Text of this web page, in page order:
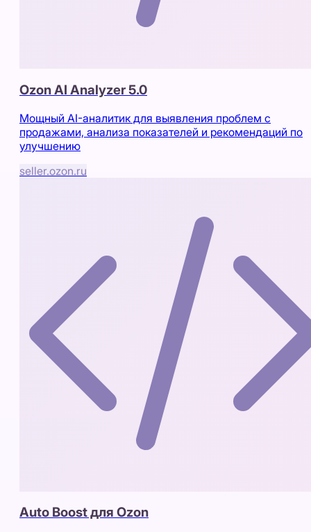
Ozon AI Analyzer 5.0
Мощный AI-аналитик для выявления проблем с
продажами, анализа показателей и рекомендаций по
улучшению
seller.ozon.ru
Auto Boost для Ozon